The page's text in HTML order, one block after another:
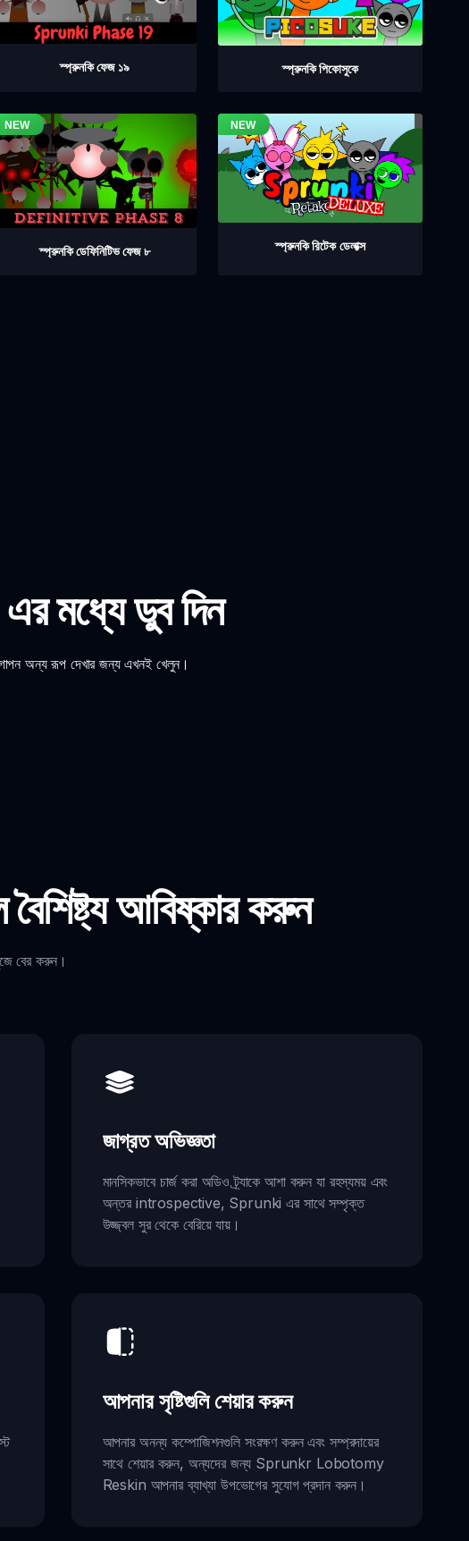
স্প্রুনকি ফেজ ১৯ স্প্রুনকি পিকোসুকে
স্প্রুনকি ডেফিনিটিভ ফেজ ৮ স্প্রুনকি রিটেক ডেলাক্স
ডুব দিন
অন্য রূপ দেখার জন্য এখনই খেলুন।
আবিষ্কার করুন
বের করুন।
জাগ্রত অভিজ্ঞতা
মানসিকভাবে চার্জ করা অডিও ট্র্যাকে আশা করুন যা রহস্যময় এবং
অন্তর introspective, Sprunki এর সাথে সম্পৃক্ত
উজ্জ্বল সুর থেকে বেরিয়ে যায়।
আপনার সৃষ্টিগুলি শেয়ার করুন
আপনার অনন্য কম্পোজিশনগুলি সংরক্ষণ করুন এবং সম্প্রদায়ের
সাথে শেয়ার করুন, অন্যদের জন্য Sprunkr Lobotomy
Reskin আপনার ব্যাখ্যা উপভোগের সুযোগ প্রদান করুন।